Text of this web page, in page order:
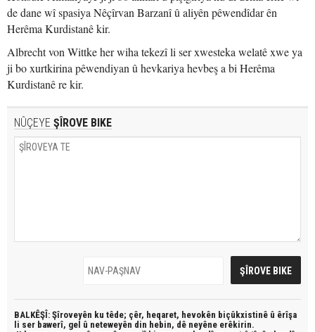
de dane wî spasiya Nêçîrvan Barzanî û aliyên pêwendîdar ên
Herêma Kurdistanê kir.
Albrecht von Wittke her wiha tekezî li ser xwesteka welatê xwe ya
ji bo xurtkirina pêwendiyan û hevkariya hevbeş a bi Herêma
Kurdistanê re kir.
NÛÇEYE ŞÎROVE BIKE
BALKÊŞÎ: Şîroveyên ku têde; çêr, heqaret, hevokên biçûkxistinê û êrîşa
li ser bawerî, gel û neteweyên din hebin, dê neyêne erêkirin.